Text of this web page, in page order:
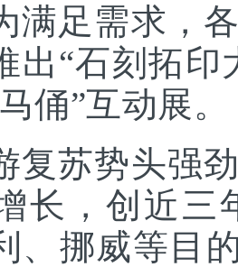
满足需求，
出“石刻拓
俑”互动展。
苏势头强劲
长，创近
、挪威等目